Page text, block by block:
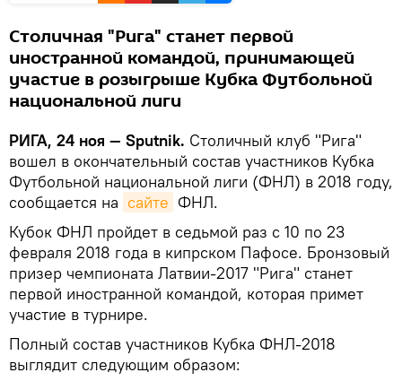
Столичная "Рига" станет первой
иностранной командой, принимающей
участие в розыгрыше Кубка Футбольной
национальной лиги
РИГА, 24 ноя — Sputnik. Столичный клуб "Рига"
вошел в окончательный состав участников Кубка
Футбольной национальной лиги (ФНЛ) в 2018 году,
сообщается на сайте ФНЛ.
Кубок ФНЛ пройдет в седьмой раз с 10 по 23
февраля 2018 года в кипрском Пафосе. Бронзовый
призер чемпионата Латвии-2017 "Рига" станет
первой иностранной командой, которая примет
участие в турнире.
Полный состав участников Кубка ФНЛ-2018
выглядит следующим образом: